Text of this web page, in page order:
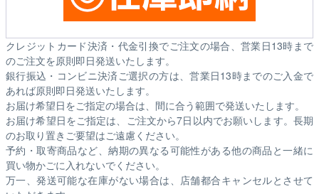
クレジットカード決済・代金引換でご注文の場合、営業日13時まで
のご注文を原則即日発送いたします。
銀行振込・コンビニ決済ご選択の方は、営業日13時までのご入金で
あれば原則即日発送いたします。
お届け希望日をご指定の場合は、間に合う範囲で発送いたします。
お届け希望日をご指定は、ご注文から7日以内でお願いします。長期
のお取り置きご要望はご遠慮ください。
予約・取寄商品など、納期の異なる可能性がある他の商品と一緒に
買い物かごに入れないでください。
万一、発送可能な在庫がない場合は、店舗都合キャンセルとさせて